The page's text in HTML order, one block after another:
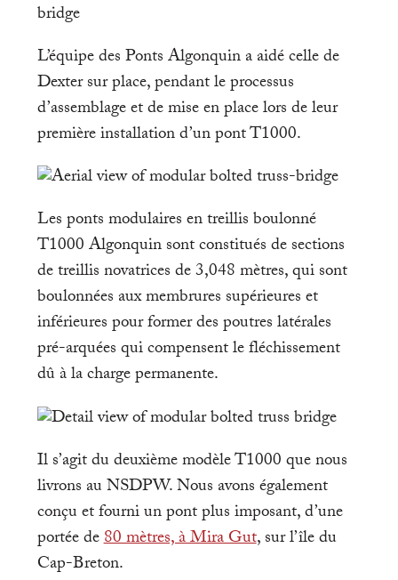
L’équipe des Ponts Algonquin a aidé celle de
Dexter sur place, pendant le processus
d’assemblage et de mise en place lors de leur
première installation d’un pont T1000.
Les ponts modulaires en treillis boulonné
T1000 Algonquin sont constitués de sections
de treillis novatrices de 3,048 mètres, qui sont
boulonnées aux membrures supérieures et
inférieures pour former des poutres latérales
pré-arquées qui compensent le fléchissement
dû à la charge permanente.
Il s’agit du deuxième modèle T1000 que nous
livrons au NSDPW. Nous avons également
conçu et fourni un pont plus imposant, d’une
portée de80 mètres, à Mira Gut, sur l’île du
Cap-Breton.